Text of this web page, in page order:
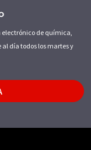
de química,
al día todos los martes y